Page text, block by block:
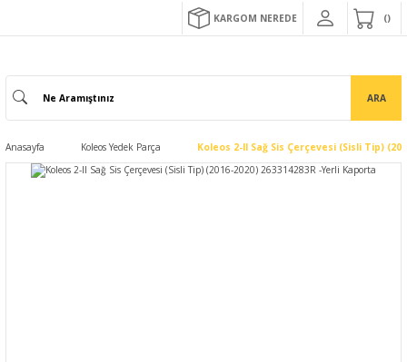
KARGOM NEREDE
ARA
Anasayfa Koleos Yedek Parça Koleos 2-II Sağ Sis Çerçevesi (Sisli Tip)